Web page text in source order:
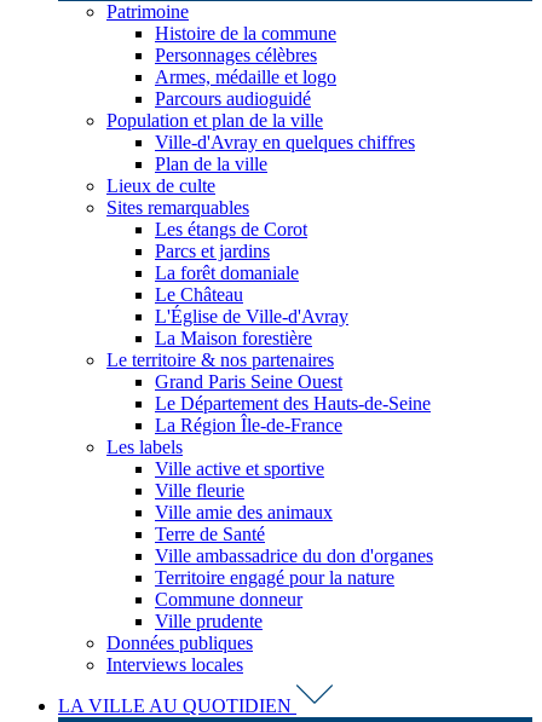
Patrimoine
Histoire de la commune
Personnages célèbres
Armes, médaille et logo
Parcours audioguidé
Population et plan de la ville
Ville-d'Avray en quelques chiffres
Plan de la ville
Lieux de culte
Sites remarquables
Les étangs de Corot
Parcs et jardins
La forêt domaniale
Le Château
L'Église de Ville-d'Avray
La Maison forestière
Le territoire & nos partenaires
Grand Paris Seine Ouest
Le Département des Hauts-de-Seine
La Région Île-de-France
Les labels
Ville active et sportive
Ville fleurie
Ville amie des animaux
Terre de Santé
Ville ambassadrice du don d'organes
Territoire engagé pour la nature
Commune donneur
Ville prudente
Données publiques
Interviews locales
LA VILLE AU QUOTIDIEN